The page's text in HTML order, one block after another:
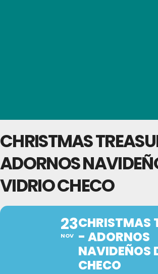
CHRISTMAS
ADORNOS
VIDRIO CHECO
23
NOV
CHRISTMAS
- ADORNOS
NAVIDEÑOS
CHECO